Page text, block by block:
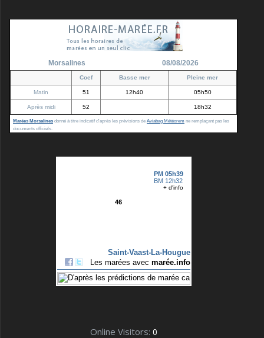
Morsalines 08/08/2026
Coef Basse mer Pleine mer
Matin 51 12h40 05h50
Après midi 52 18h32
Marées Morsalines donné à titre indicatif d'après les prévisions de Aviabag Météorem ne remplaçant pas les
documents officiels.
Online Visitors: 0